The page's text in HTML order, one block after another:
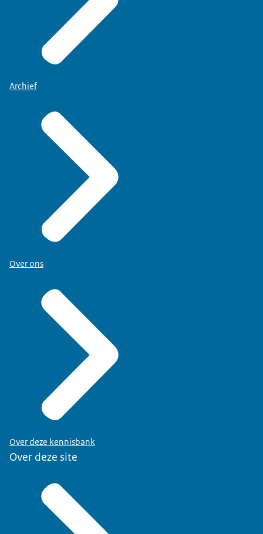
Archief
Over ons
Over deze kennisbank
Over deze site